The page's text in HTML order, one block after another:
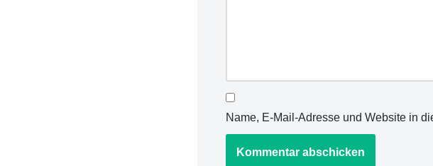
Name, E-Mail-Adresse und Website in